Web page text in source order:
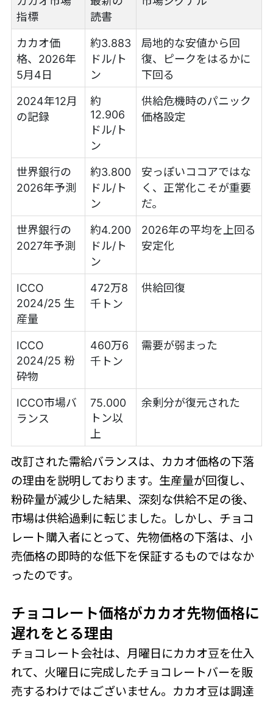
指標
読書
カカオ価
格、2026年
5月4日
約3.883
ドル/ト
ン
局地的な安値から回
復、ピークをはるかに
下回る
2024年12月
の記録
約
12.906
ドル/ト
ン
供給危機時のパニック
価格設定
世界銀行の
2026年予測
約3.800
ドル/ト
ン
安っぽいココアではな
く、正常化こそが重要
だ。
世界銀行の
2027年予測
約4.200
ドル/ト
ン
2026年の平均を上回る
安定化
ICCO
2024/25 生
産量
472万8
千トン
供給回復
ICCO
2024/25 粉
砕物
460万6
千トン
需要が弱まった
ICCO市場バ
ランス
75.000
トン以
上
余剰分が復元された
改訂された需給バランスは、カカオ価格の下落
の理由を説明しております。生産量が回復し、
粉砕量が減少した結果、深刻な供給不足の後、
市場は供給過剰に転じました。しかし、チョコ
レート購入者にとって、先物価格の下落は、小
売価格の即時的な低下を保証するものではなか
ったのです。
チョコレート価格がカカオ先物価格に
遅れをとる理由
チョコレート会社は、月曜日にカカオ豆を仕入
れて、火曜日に完成したチョコレートバーを販
売するわけではございません。カカオ豆は調達